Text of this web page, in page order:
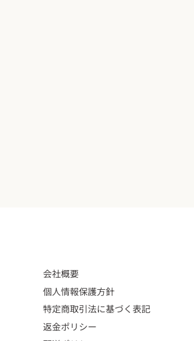
会社概要
個人情報保護方針
特定商取引法に基づく表記
返金ポリシー